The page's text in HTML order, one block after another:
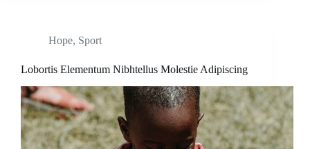
Hope, Sport
Lobortis Elementum Nibhtellus Molestie Adipiscing